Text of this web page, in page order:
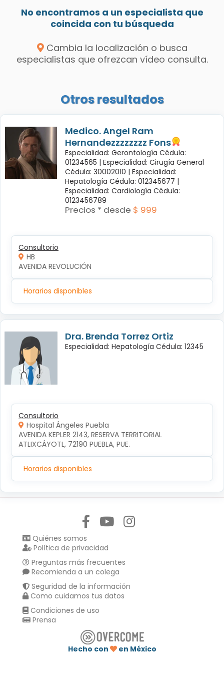
No encontramos a un especialista que
coincida con tu búsqueda
Cambia la localización o busca
especialistas que ofrezcan vídeo consulta.
Otros resultados
Medico. Angel Ram
Hernandezzzzzzzz Fons
Especialidad: Gerontología Cédula:
01234565 | Especialidad: Cirugía General
Cédula: 30002010 | Especialidad:
Hepatología Cédula: 012345677 |
Especialidad: Cardiología Cédula:
0123456789
Precios * desde $ 999
Consultorio
HB
AVENIDA REVOLUCIÓN
Horarios disponibles
Dra. Brenda Torrez Ortiz
Especialidad: Hepatología Cédula: 12345
Consultorio
Hospital Ángeles Puebla
AVENIDA KEPLER 2143, RESERVA TERRITORIAL
ATLIXCÁYOTL, 72190 PUEBLA, PUE.
Horarios disponibles
Quiénes somos
Política de privacidad
Preguntas más frecuentes
Recomienda a un colega
Seguridad de la información
Como cuidamos tus datos
Condiciones de uso
Prensa
Hecho con
en México